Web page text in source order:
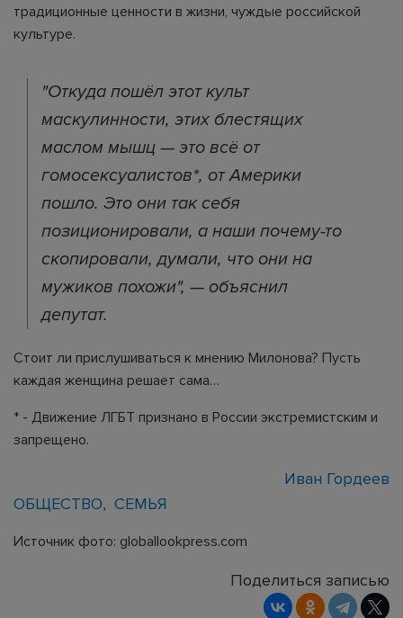
традиционные ценности в жизни, чуждые российской
культуре.
"Откуда пошёл этот культ
маскулинности, этих блестящих
маслом мышц — это всё от
гомосексуалистов*, от Америки
пошло. Это они так себя
позиционировали, а наши почему-то
скопировали, думали, что они на
мужиков похожи", — объяснил
депутат.
Стоит ли прислушиваться к мнению Милонова? Пусть
каждая женщина решает сама…
* - Движение ЛГБТ признано в России экстремистским и
запрещено.
Иван Гордеев
ОБЩЕСТВО
СЕМЬЯ
Источник фото: globallookpress.com
Поделиться записью